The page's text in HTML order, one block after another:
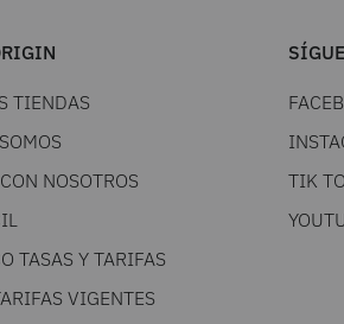
TIENDAS
NOSOTROS
TASAS Y TARIFAS
VIGENTES
TIK